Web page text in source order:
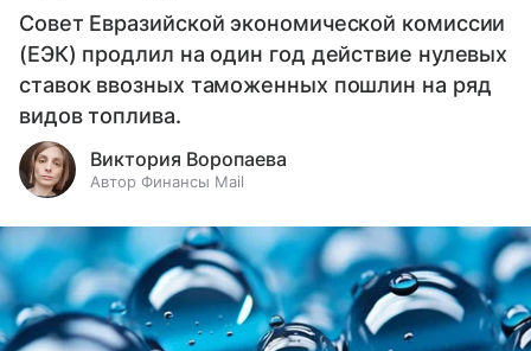
Совет Евразийской экономической комиссии
(ЕЭК) продлил на один год действие нулевых
ставок ввозных таможенных пошлин на ряд
видов топлива.
Виктория Воропаева
Автор Финансы Mail